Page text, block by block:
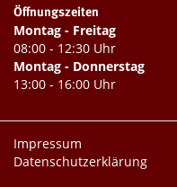
Öffnungszeiten
Montag - Freitag
08:00 - 12:30 Uhr
Montag - Donnerstag
13:00 - 16:00 Uhr
Impressum
Datenschutzerklärung